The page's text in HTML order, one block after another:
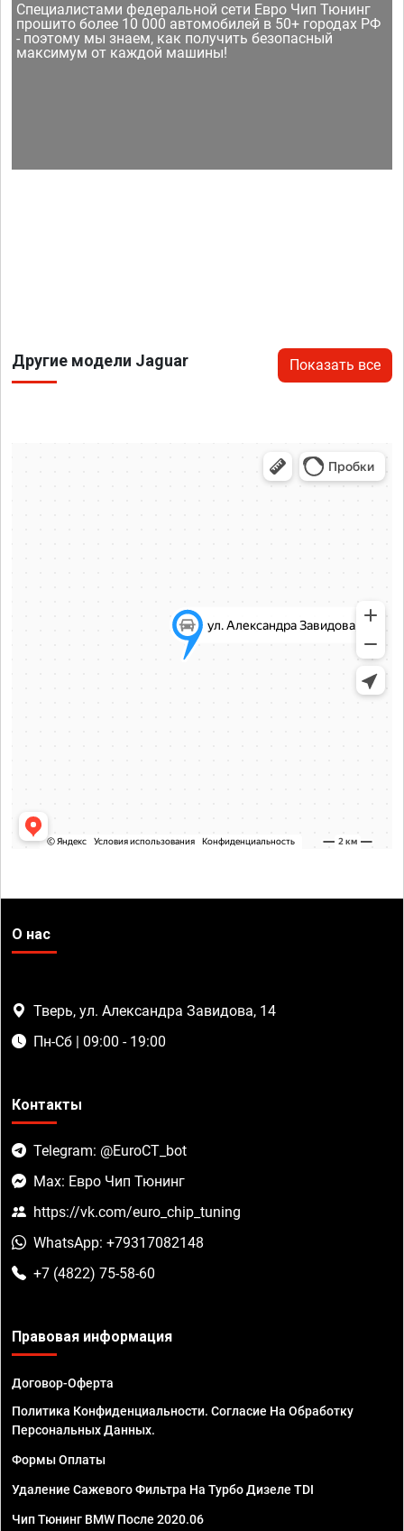
Специалистами федеральной сети Евро Чип Тюнинг
прошито более 10 000 автомобилей в 50+ городах РФ
- поэтому мы знаем, как получить безопасный
максимум от каждой машины!
Другие модели Jaguar Показать все
О нас
Тверь, ул. Александра Завидова, 14
Пн-Сб | 09:00 - 19:00
Контакты
Telegram: @EuroCT_bot
Max: Евро Чип Тюнинг
https://vk.com/euro_chip_tuning
WhatsApp: +79317082148
+7 (4822) 75-58-60
Правовая информация
Договор-Оферта
Политика Конфиденциальности. Согласие На Обработку
Персональных Данных.
Формы Оплаты
Удаление Сажевого Фильтра На Турбо Дизеле TDI
Чип Тюнинг BMW После 2020.06